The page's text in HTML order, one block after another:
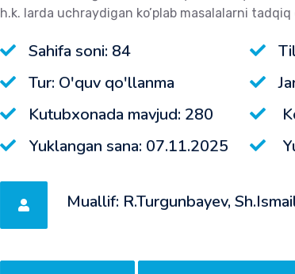
h.k. larda uchraydigan ko’plab masalalarni
Sahifa soni: 84
Tur: O'quv qo'llanma
Kutubxonada mavjud: 280
Yuklangan sana: 07.11.2025
Muallif: R.Turgunbayev,